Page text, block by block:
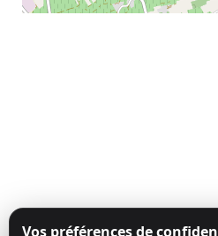
Vos préférences de